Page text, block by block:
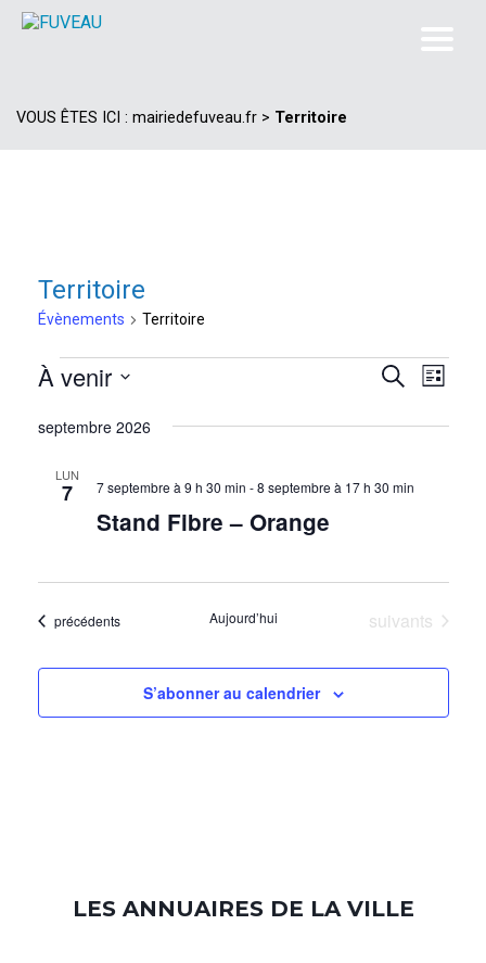
VOUS ÊTES ICI : mairiedefuveau.fr > Territoire
Territoire
Évènements Territoire
Évènements
de
Recherche
vues
Liste
À venir
une
septembre 2026
LUN
7
Stand Fibre – Orange
7 septembre à 9 h 30 min -8 septembre à 17 h 30 min
Évènements
précédents Aujourd’hui Évènements
suivants
S’abonner au calendrier
LES ANNUAIRES DE LA VILLE